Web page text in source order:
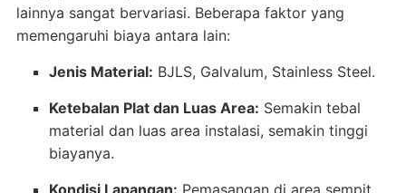
lainnya sangat bervariasi. Beberapa faktor yang
memengaruhi biaya antara lain:
Jenis Material: BJLS, Galvalum, Stainless Steel.
Ketebalan Plat dan Luas Area: Semakin tebal
material dan luas area instalasi, semakin tinggi
biayanya.
Kondisi Lapangan: Pemasangan di area sempit